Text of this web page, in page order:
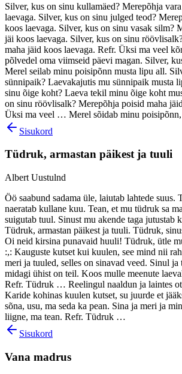
Silver, kus on sinu kullamäed? Merepõhja
laevaga. Silver, kus on sinu julged teod?
koos laevaga. Silver, kus on sinu vasak silm?
jäi koos laevaga. Silver, kus on sinu
maha jäid koos laevaga. Refr. Üksi ma veel
põlvedel oma viimseid päevi magan. Silver,
Merel seilab minu poisipõnn musta lipu all.
sünnipaik? Laevakajutis mu sünnipaik musta
sinu õige koht? Laeva tekil minu õige koht
on sinu röövlisalk? Merepõhja poisid maha
Üksi ma veel … Merel sõidab minu
Sisukord
Tüdruk, armastan päikest ja tuuli
Albert Uustulnd
Öö saabund sadama üle, laiutab lahtede suus.
naeratab kullane kuu. Tean, et mu tüdruk sa
suigutab tuul. Sinust mu akende taga jutustab
Tüdruk, armastan päikest ja tuuli. Tüdruk,
Oi neid kirsina punavaid huuli! Tüdruk, ütle
:,: Kauguste kutset kui kuulen, see mind nii
meri ja tuuled, selles on sinavad veed. Sinul ja
midagi ühist on teil. Koos mulle meenute
Refr. Tüdruk … Reelingul naaldun ja laintes
Karide kohinas kuulen kutset, su juurde et
sõna, usu, ma seda ka pean. Sina ja meri ja
liigne, ma tean. Refr. Tüdruk …
Sisukord
Vana madrus